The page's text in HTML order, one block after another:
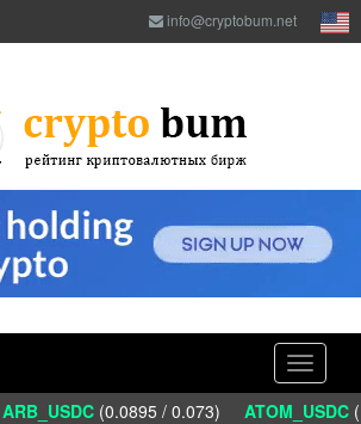
info@cryptobum.net
Toggle
ARB_USDC(0.0895 / 0.073) ATOM_USDC